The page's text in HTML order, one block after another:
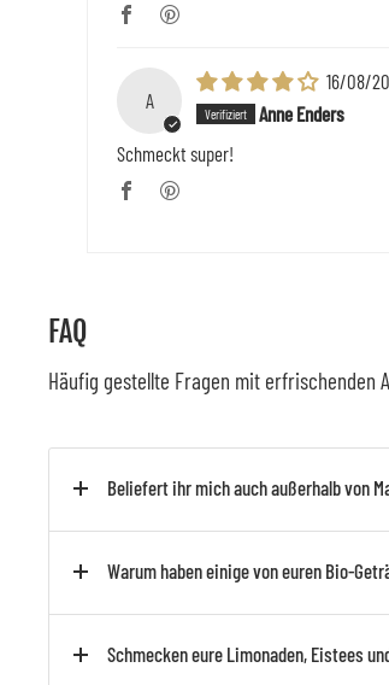
A
16/08/
Anne Enders
Schmeckt super!
FAQ
Häufig gestellte Fragen mit erfrischenden
Beliefert ihr mich auch außerhalb von
Warum haben einige von euren Bio-
Schmecken eure Limonaden, Eistees